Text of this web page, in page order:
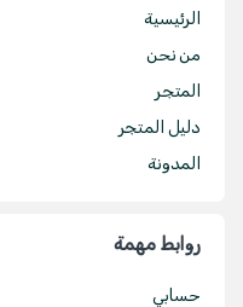
الرئيسية
من نحن
المتجر
دليل المتجر
المدونة
روابط مهمة
حسابي